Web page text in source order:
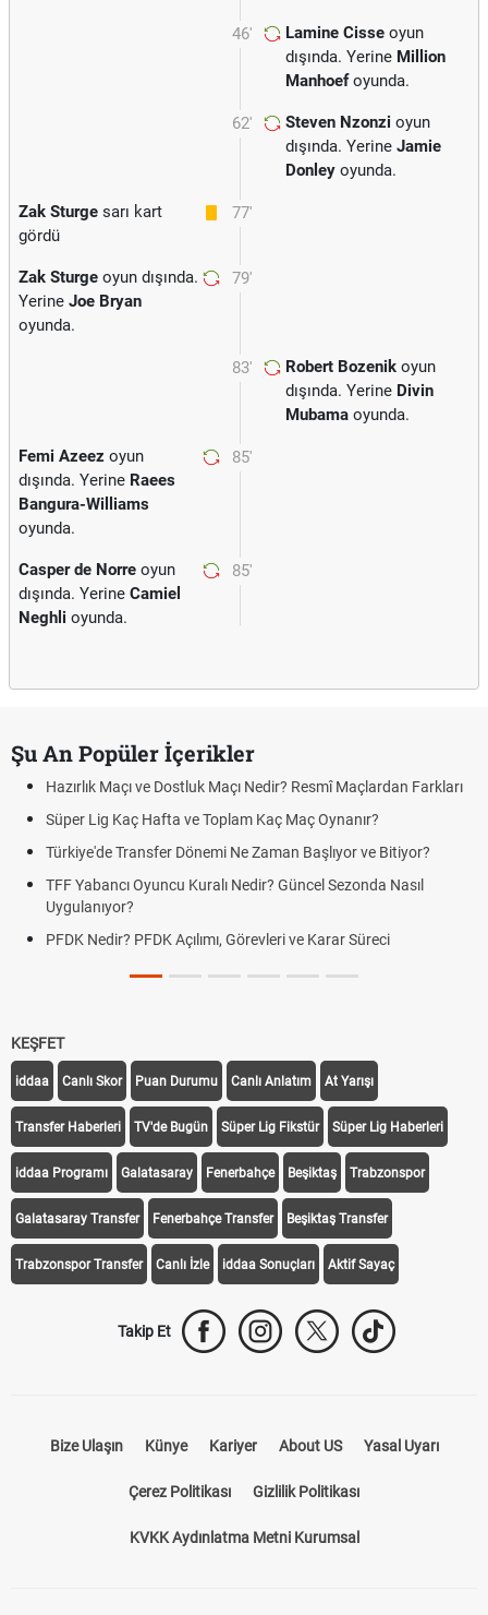
46' Lamine Cisse oyun
dışında. Yerine Million
Manhoefoyunda.
62' Steven Nzonzi oyun
dışında. Yerine Jamie
Donley oyunda.
77'
Zak Sturge sarı kart
gördü
79'
Zak Sturge oyun dışında.
Yerine Joe Bryan
oyunda.
83' Robert Bozenik oyun
dışında. Yerine Divin
Mubama oyunda.
85'
Femi Azeez oyun
dışında. Yerine Raees
Bangura-Williams
oyunda.
85'
Casper de Norre oyun
dışında. Yerine Camiel
Neghli oyunda.
Şu An Popüler İçerikler
Hazırlık Maçı ve Dostluk Maçı Nedir? Resmî Maçlardan Farkları
Süper Lig Kaç Hafta ve Toplam Kaç Maç Oynanır?
Türkiye'de Transfer Dönemi Ne Zaman Başlıyor ve Bitiyor?
TFF Yabancı Oyuncu Kuralı Nedir? Güncel Sezonda Nasıl
Uygulanıyor?
PFDK Nedir? PFDK Açılımı, Görevleri ve Karar Süreci
KEŞFET
iddaa Canlı Skor Puan Durumu Canlı Anlatım At Yarışı
Transfer Haberleri TV'de Bugün Süper Lig Fikstür Süper Lig Haberleri
iddaa Programı Galatasaray Fenerbahçe Beşiktaş Trabzonspor
Galatasaray Transfer Fenerbahçe Transfer Beşiktaş Transfer
Trabzonspor Transfer Canlı İzle iddaa Sonuçları Aktif Sayaç
Takip Et
Bize Ulaşın Künye Kariyer About US Yasal Uyarı
Çerez Politikası Gizlilik Politikası
KVKK Aydınlatma Metni Kurumsal